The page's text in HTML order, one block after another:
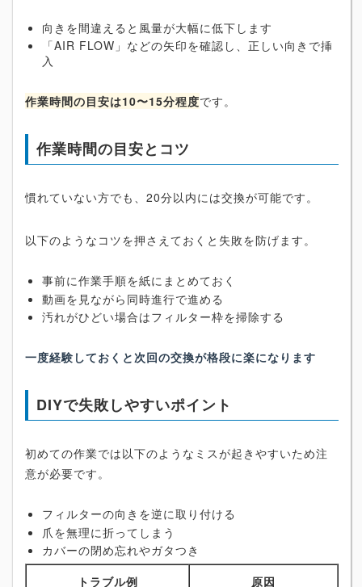
向きを間違えると風量が大幅に低下します
「AIR FLOW」などの矢印を確認し、正しい向きで挿
入
作業時間の目安は10〜15分程度です。
作業時間の目安とコツ
慣れていない方でも、20分以内には交換が可能です。
以下のようなコツを押さえておくと失敗を防げます。
事前に作業手順を紙にまとめておく
動画を見ながら同時進行で進める
汚れがひどい場合はフィルター枠を掃除する
一度経験しておくと次回の交換が格段に楽になります
DIYで失敗しやすいポイント
初めての作業では以下のようなミスが起きやすいため注
意が必要です。
フィルターの向きを逆に取り付ける
爪を無理に折ってしまう
カバーの閉め忘れやガタつき
トラブル例
原因